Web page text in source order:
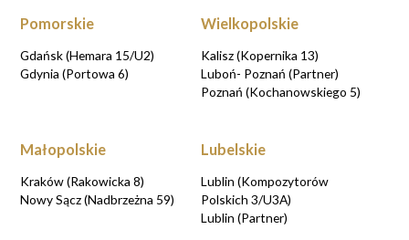
Pomorskie
Gdańsk (Hemara 15/U2)
Gdynia (Portowa 6)
Wielkopolskie
Kalisz (Kopernika 13)
Luboń- Poznań (Partner)
Poznań (Kochanowskiego 5)
Małopolskie
Kraków (Rakowicka 8)
Nowy Sącz (Nadbrzeżna 59)
Lubelskie
Lublin (Kompozytorów
Polskich 3/U3A)
Lublin (Partner)